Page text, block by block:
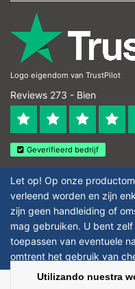
Logo eigendom van TrustPilot
Reviews 273 - Bien
Geverifieerd bedrijf
Let op! Op onze
verleend worden en zijn
zijn geen handleiding of
mag gebruiken. U bent
toepassen van eventuele
omtrent het gebruik van
Utilizando nuestra